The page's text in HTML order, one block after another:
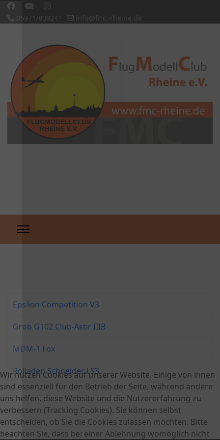
05971/809241 info@fmc-rheine.de
Epsilon Competition V3
Grob G102 Club-Astir IIIB
MDM-1 Fox
Rolladen Schneider LS3
Wir nutzen Cookies auf unserer Website. Einige von ihnen
sind essenziell für den Betrieb der Seite, während andere
uns helfen, diese Website und die Nutzererfahrung zu
verbessern (Tracking Cookies). Sie können selbst
entscheiden, ob Sie die Cookies zulassen möchten. Bitte
beachten Sie, dass bei einer Ablehnung womöglich nicht